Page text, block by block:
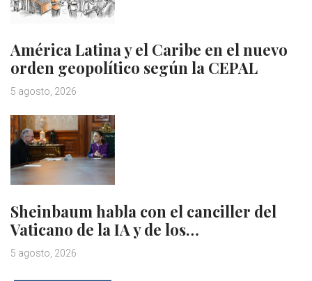
América Latina y el Caribe en el nuevo
orden geopolítico según la CEPAL
5 agosto, 2026
Sheinbaum habla con el canciller del
Vaticano de la IA y de los…
5 agosto, 2026